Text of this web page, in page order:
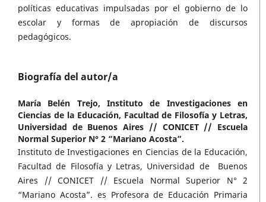
políticas educativas impulsadas por el gobierno de lo
escolar y formas de apropiación de discursos
pedagógicos.
Biografía del autor/a
María Belén Trejo, Instituto de Investigaciones en
Ciencias de la Educación, Facultad de Filosofía y Letras,
Universidad de Buenos Aires // CONICET // Escuela
Normal Superior N° 2 “Mariano Acosta”.
Instituto de Investigaciones en Ciencias de la Educación,
Facultad de Filosofía y Letras, Universidad de Buenos
Aires // CONICET // Escuela Normal Superior N° 2
“Mariano Acosta”. es Profesora de Educación Primaria